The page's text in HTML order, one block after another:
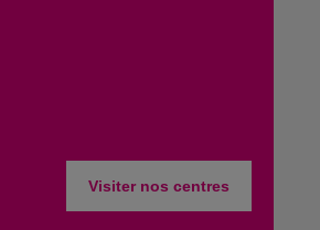
Visiter nos centres